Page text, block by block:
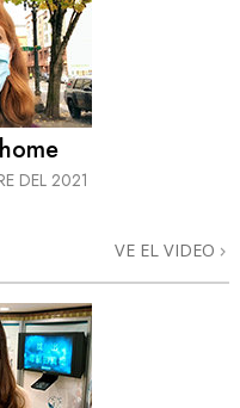
DEL 2021
VE EL VIDEO